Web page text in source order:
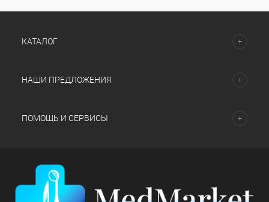
КАТАЛОГ
НАШИ ПРЕДЛОЖЕНИЯ
ПОМОЩЬ И СЕРВИСЫ